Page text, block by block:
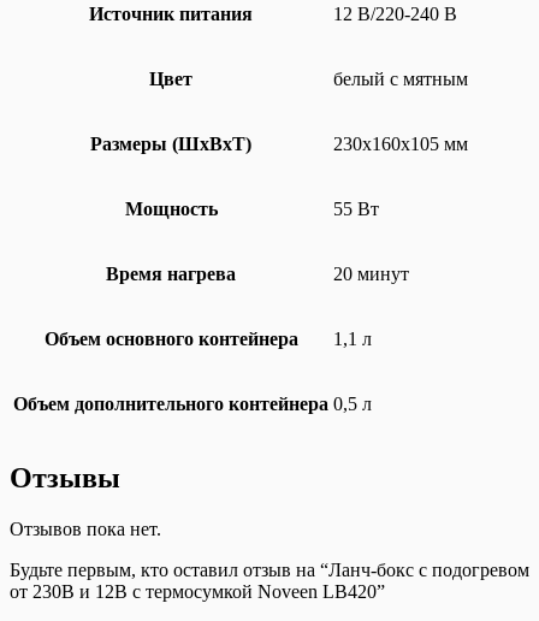
Источник питания 12 В/220-240 В
Цвет белый с мятным
Размеры (ШxВxТ) 230х160х105 мм
Мощность 55 Вт
Время нагрева 20 минут
Объем основного контейнера 1,1 л
Объем дополнительного контейнера 0,5 л
Отзывы
Отзывов пока нет.
Будьте первым, кто оставил отзыв на “Ланч-бокс с подогревом
от 230В и 12В с термосумкой Noveen LB420”